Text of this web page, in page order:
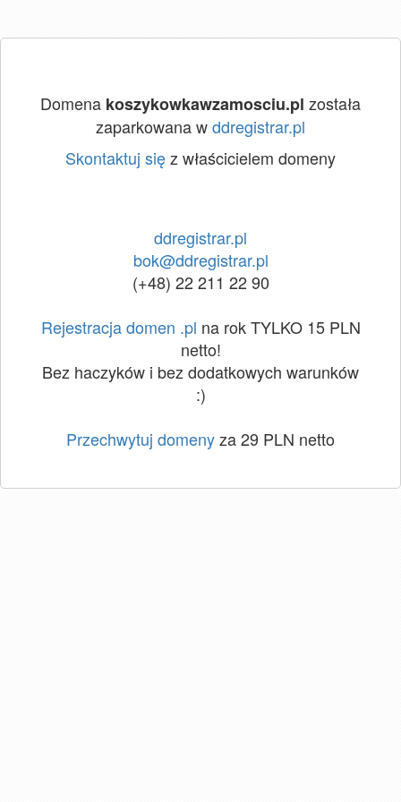
Domena koszykowkawzamosciu.pl została
zaparkowana wddregistrar.pl
Skontaktuj sięz właścicielem domeny
ddregistrar.pl
bok@ddregistrar.pl
(+48) 22 211 22 90
Rejestracja domen .pl na rok TYLKO 15 PLN
netto!
Bez haczyków i bez dodatkowych warunków
:)
Przechwytuj domenyza 29 PLN netto